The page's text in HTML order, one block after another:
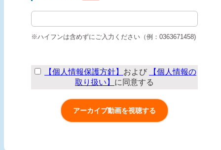
※ハイフンは含めずにご入力ください（例：0363671458)
【個人情報保護方針】 および
【個人情報の
取り扱い】 に同意する